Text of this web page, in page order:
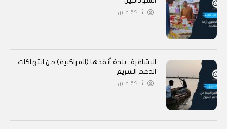
شبكة عاين
البشاقرة.. بلدة أنقذها (المراكبية) من انتهاكات
الدعم السريع
شبكة عاين